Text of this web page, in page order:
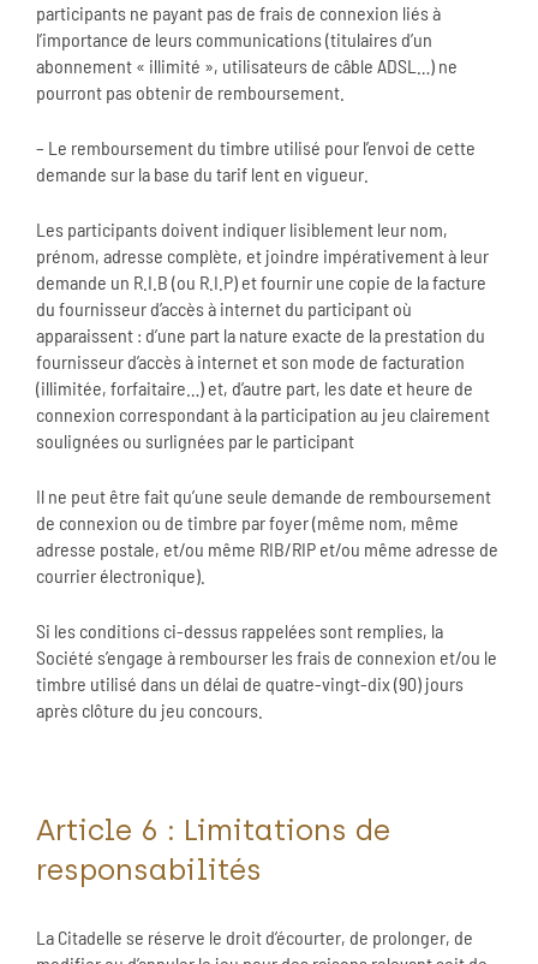
participants ne payant pas de frais de connexion liés à
l’importance de leurs communications (titulaires d’un
abonnement « illimité », utilisateurs de câble ADSL…) ne
pourront pas obtenir de remboursement.
– Le remboursement du timbre utilisé pour l’envoi de cette
demande sur la base du tarif lent en vigueur.
Les participants doivent indiquer lisiblement leur nom,
prénom, adresse complète, et joindre impérativement à leur
demande un R.I.B (ou R.I.P) et fournir une copie de la facture
du fournisseur d’accès à internet du participant où
apparaissent : d’une part la nature exacte de la prestation du
fournisseur d’accès à internet et son mode de facturation
(illimitée, forfaitaire…) et, d’autre part, les date et heure de
connexion correspondant à la participation au jeu clairement
soulignées ou surlignées par le participant
Il ne peut être fait qu’une seule demande de remboursement
de connexion ou de timbre par foyer (même nom, même
adresse postale, et/ou même RIB/RIP et/ou même adresse de
courrier électronique).
Si les conditions ci-dessus rappelées sont remplies, la
Société s’engage à rembourser les frais de connexion et/ou le
timbre utilisé dans un délai de quatre-vingt-dix (90) jours
après clôture du jeu concours.
Article 6 : Limitations de
responsabilités
La Citadelle se réserve le droit d’écourter, de prolonger, de